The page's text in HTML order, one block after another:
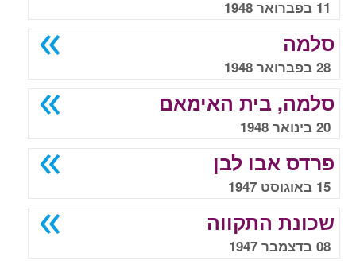
11 בפברואר 1948
סלמה
28 בפברואר 1948
סלמה, בית האימאם
20 בינואר 1948
פרדס אבו לבן
15 באוגוסט 1947
שכונת התקווה
08 בדצמבר 1947